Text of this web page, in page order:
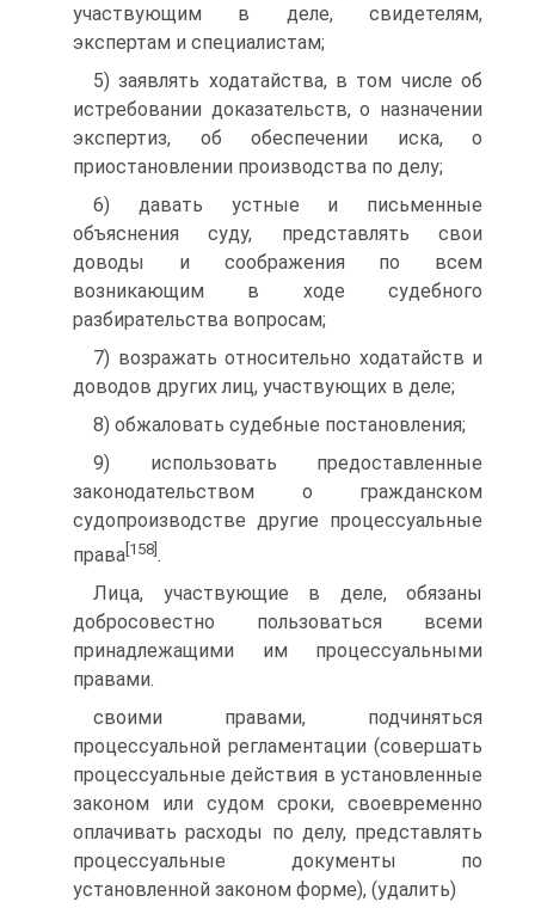
участвующим в деле, свидетелям,
экспертам и специалистам;
5) заявлять ходатайства, в том числе об
истребовании доказательств, о назначении
экспертиз, об обеспечении иска, о
приостановлении производства по делу;
6) давать устные и письменные
объяснения суду, представлять свои
доводы и соображения по всем
возникающим в ходе судебного
разбирательства вопросам;
7) возражать относительно ходатайств и
доводов других лиц, участвующих в деле;
8) обжаловать судебные постановления;
9) использовать предоставленные
законодательством о гражданском
судопроизводстве другие процессуальные
права[158].
Лица, участвующие в деле, обязаны
добросовестно пользоваться всеми
принадлежащими им процессуальными
правами.
своими правами, подчиняться
процессуальной регламентации (совершать
процессуальные действия в установленные
законом или судом сроки, своевременно
оплачивать расходы по делу, представлять
процессуальные документы по
установленной законом форме), (удалить)